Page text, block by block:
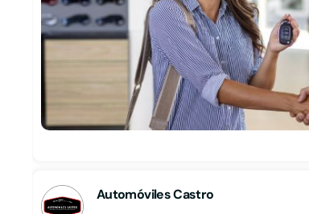
Automóviles Castro